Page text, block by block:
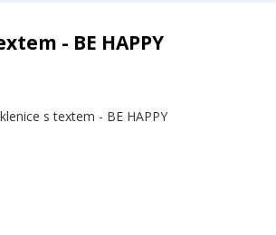
- BE HAPPY